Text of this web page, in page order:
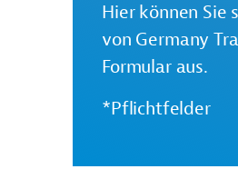
Hier können Sie
von Germany
Formular aus.
*Pflichtfelder